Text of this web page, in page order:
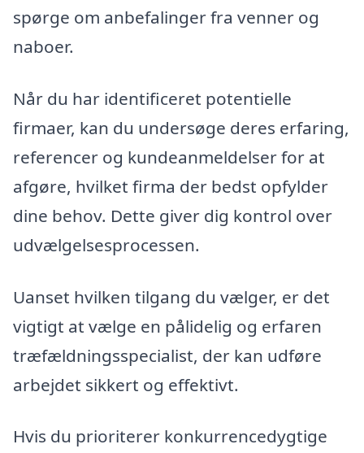
spørge om anbefalinger fra venner og
naboer.
Når du har identificeret potentielle
firmaer, kan du undersøge deres erfaring,
referencer og kundeanmeldelser for at
afgøre, hvilket firma der bedst opfylder
dine behov. Dette giver dig kontrol over
udvælgelsesprocessen.
Uanset hvilken tilgang du vælger, er det
vigtigt at vælge en pålidelig og erfaren
træfældningsspecialist, der kan udføre
arbejdet sikkert og effektivt.
Hvis du prioriterer konkurrencedygtige